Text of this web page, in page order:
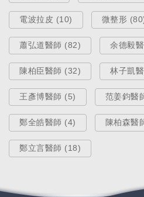
除眼袋！
電波拉皮 (10) 微整形
蕭弘道醫師 (82) 余德毅
陳柏臣醫師 (32) 林子凱
王彥博醫師 (5) 范姜鈞醫
鄭全皓醫師 (4) 陳柏森醫
鄭立言醫師 (18)